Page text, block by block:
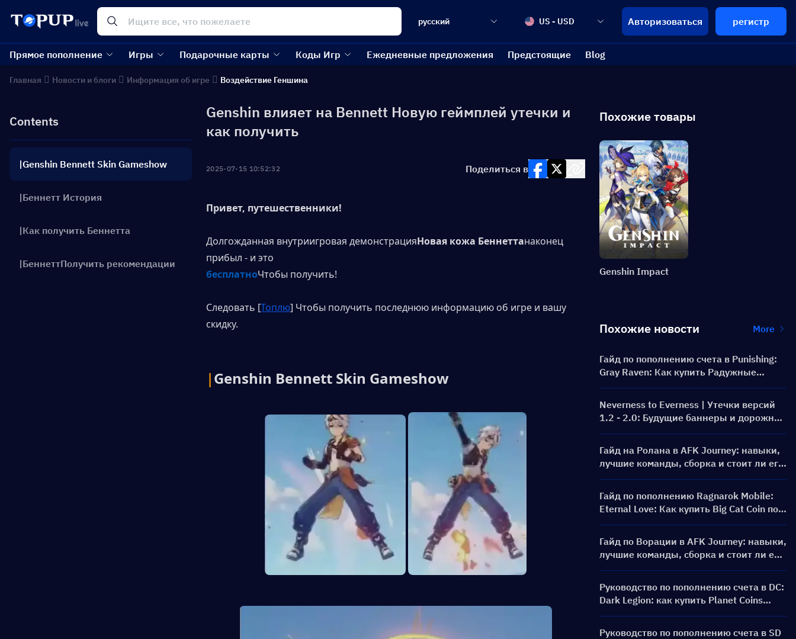
русский US - USD Авторизоваться регистр
Прямое пополнение Игры Подарочные карты Коды Игр Ежедневные предложения Предстоящие Blog
Главная Новости и блоги Информация об игре Воздействие Геншина
Contents
|Genshin Bennett Skin Gameshow
|Беннетт История
|Как получить Беннетта
|БеннеттПолучить рекомендации
Genshin влияет на Bennett Новую геймплей утечки и
как получить
2025-07-15 10:52:32 Поделиться в
Привет, путешественники!
Долгожданная внутриигровая демонстрацияНовая кожа Беннеттанаконец
прибыл - и это
бесплатноЧтобы получить!
Следовать [Топлю] Чтобы получить последнюю информацию об игре и вашу
скидку.
|Genshin Bennett Skin Gameshow
Похожие товары
Genshin Impact
Похожие новости More
Гайд по пополнению счета в Punishing:
Gray Raven: Как купить Радужные
карты по выгодной цене?
Neverness to Everness | Утечки версий
1.2 - 2.0: Будущие баннеры и дорожная
карта!
Гайд на Ролана в AFK Journey: навыки,
лучшие команды, сборка и стоит ли его
призывать?
Гайд по пополнению Ragnarok Mobile:
Eternal Love: Как купить Big Cat Coin по
более выгодной цене?
Гайд по Ворации в AFK Journey: навыки,
лучшие команды, сборка и стоит ли её
призывать?
Руководство по пополнению счета в DC:
Dark Legion: как купить Planet Coins
дешевле и безопаснее
Руководство по пополнению счета в SD